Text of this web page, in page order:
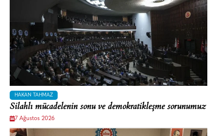
HAKAN TAHMAZ
Silahlı mücadelenin sonu ve demokratikleşme sorunumuz
7 Ağustos 2026